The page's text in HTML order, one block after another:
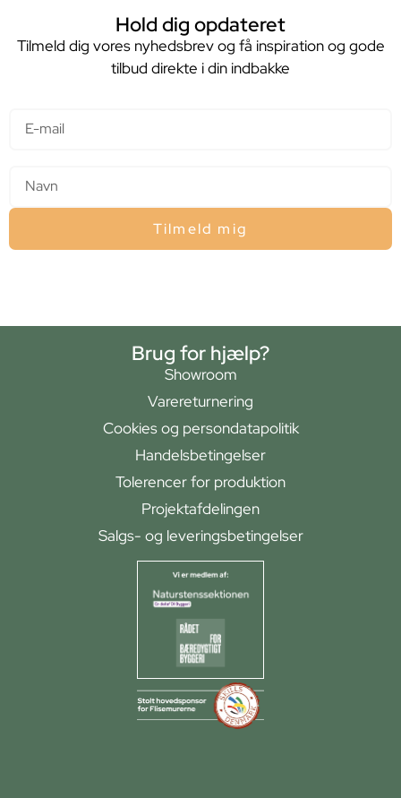
Hold dig opdateret
Tilmeld dig vores nyhedsbrev og få inspiration og gode
tilbud direkte i din indbakke
Tilmeld mig
Brug for hjælp?
Showroom
Varereturnering
Cookies og persondatapolitik
Handelsbetingelser
Tolerencer for produktion
Projektafdelingen
Salgs- og leveringsbetingelser